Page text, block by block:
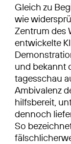
Gleich zu
wie
Zentrum des
entwickelte
und bekannt
tagesschau
Ambivalenz
hilfsbereit,
dennoch
So